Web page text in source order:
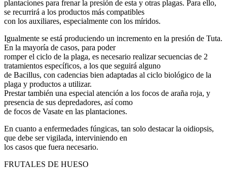
plantaciones para frenar la presión de esta y otras plagas. Para ello,
se recurrirá a los productos más compatibles
con los auxiliares, especialmente con los míridos.
Igualmente se está produciendo un incremento en la presión de Tuta.
En la mayoría de casos, para poder
romper el ciclo de la plaga, es necesario realizar secuencias de 2
tratamientos específicos, a los que seguirá alguno
de Bacillus, con cadencias bien adaptadas al ciclo biológico de la
plaga y productos a utilizar.
Prestar también una especial atención a los focos de araña roja, y
presencia de sus depredadores, así como
de focos de Vasate en las plantaciones.
En cuanto a enfermedades fúngicas, tan solo destacar la oidiopsis,
que debe ser vigilada, interviniendo en
los casos que fuera necesario.
FRUTALES DE HUESO